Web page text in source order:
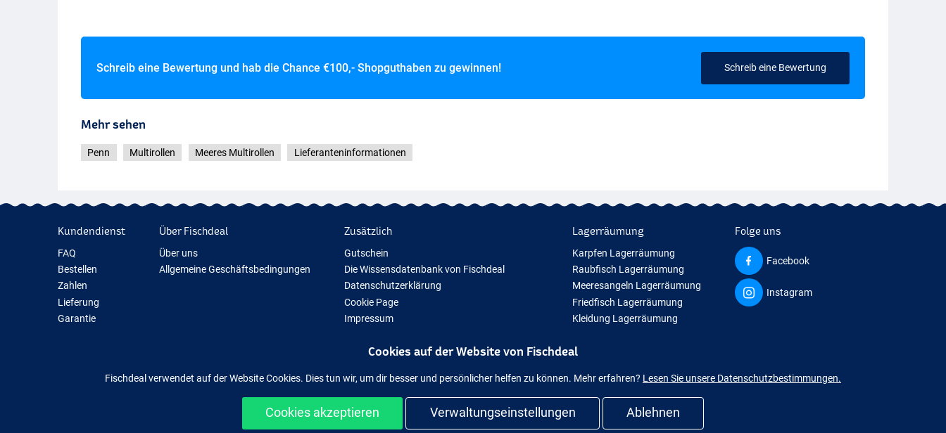
Schreib eine Bewertung und hab die Chance €100,- Shopguthaben zu gewinnen! Schreib eine Bewertung
Mehr sehen
Penn Multirollen Meeres Multirollen Lieferanteninformationen
Kundendienst
FAQ
Bestellen
Zahlen
Lieferung
Garantie
Über Fischdeal
Über uns
Allgemeine Geschäftsbedingungen
Zusätzlich
Gutschein
Die Wissensdatenbank von Fischdeal
Datenschutzerklärung
Cookie Page
Impressum
Neue Angelausrüstung
Lagerräumung
Karpfen Lagerräumung
Raubfisch Lagerräumung
Meeresangeln Lagerräumung
Friedfisch Lagerräumung
Kleidung Lagerräumung
Folge uns
Facebook
Instagram
Einfach und sicher shoppen
Cookies auf der Website von Fischdeal
Fischdeal verwendet auf der Website Cookies. Dies tun wir, um dir besser und persönlicher helfen zu können. Mehr erfahren? Lesen Sie unsere Datenschutzbestimmungen.
Cookies akzeptieren Verwaltungseinstellungen Ablehnen